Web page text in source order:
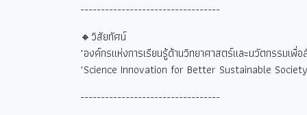
----------------------------------
🔸วิสัยทัศน์
"องค์กรแห่งการเรียนรู้ด้านวิทยาศาสตร์และนวัตกรรมเพื่
"Science Innovation for Better Sustainable
----------------------------------